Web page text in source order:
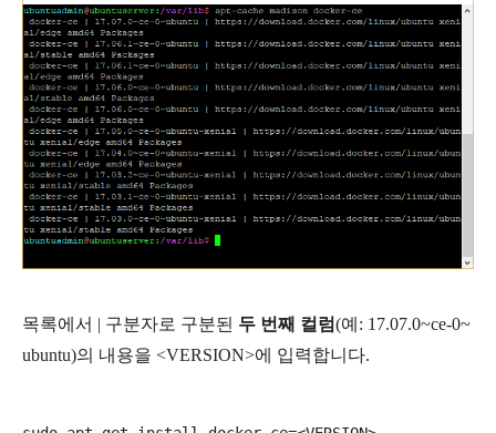
목록에서 | 구분자로 구분된 두 번째 컬럼(예: 17.07.0~ce-0~
ubuntu)의 내용을 <VERSION>에 입력합니다.